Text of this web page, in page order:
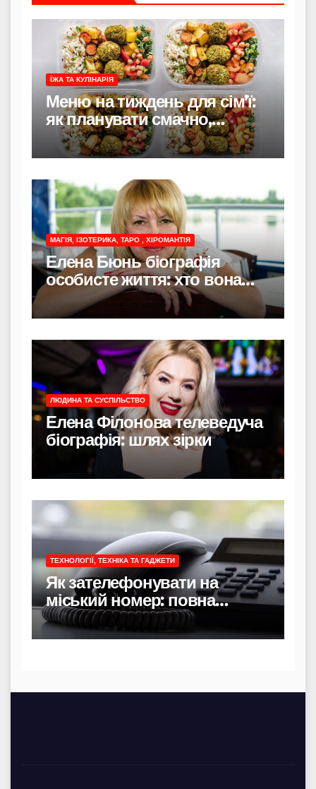
ЇЖА ТА КУЛІНАРІЯ
Меню на тиждень для сім’ї:
як планувати смачно,
економно і без стресу
МАГІЯ, ІЗОТЕРИКА, ТАРО , ХІРОМАНТІЯ
Елена Бюнь біографія
особисте життя: хто вона
насправді
ЛЮДИНА ТА СУСПІЛЬСТВО
Елена Філонова телеведуча
біографія: шлях зірки
ТЕХНОЛОГІЇ, ТЕХНІКА ТА ГАДЖЕТИ
Як зателефонувати на
міський номер: повна
інструкція